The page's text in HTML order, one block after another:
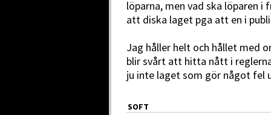
löparna, men vad ska löparen
att diska laget pga att en i
Jag håller helt och hållet med
blir svårt att hitta nått i
ju inte laget som gör något fel
SOFT